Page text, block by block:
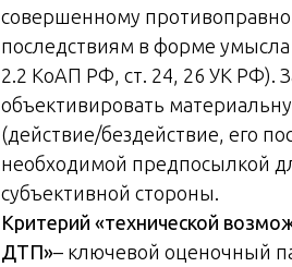
совершенному
последствиям в форме
2.2 КоАП РФ, ст. 24, 26 УК РФ).
объективировать
(действие/бездействие, его
необходимой предпосылкой
субъективной стороны.
Критерий «технической
ДТП»– ключевой оценочный